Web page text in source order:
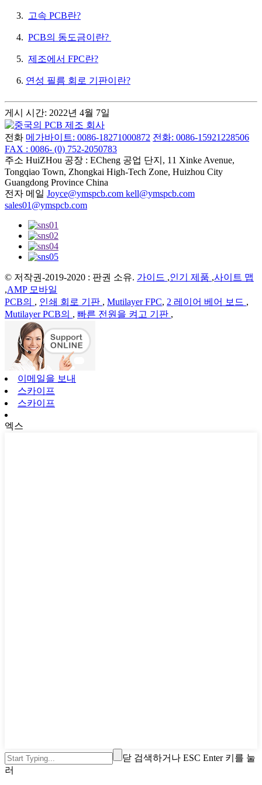
3. 고속 PCB란?
4. PCB의 동도금이란?
5. 제조에서 FPC란?
6. 연성 필름 회로 기판이란?
게시 시간: 2022년 4월 7일
전화 메가바이트: 0086-18271000872 전화: 0086-15921228506
FAX : 0086- (0) 752-2050783
주소 HuiZHou 공장 : ECheng 공업 단지, 11 Xinke Avenue,
Tongqiao Town, Zhongkai High-Tech Zone, Huizhou City
Guangdong Province China
전자 메일 Joyce@ymspcb.com kell@ymspcb.com
sales01@ymspcb.com
© 저작권-2019-2020 : 판권 소유. 가이드 ,인기 제품 ,사이트 맵
,AMP 모바일
PCB의 , 인쇄 회로 기판 , Mutilayer FPC, 2 레이어 베어 보드 ,
Mutilayer PCB의 , 빠른 전원을 켜고 기판 ,
이메일을 보내
스카이프
스카이프
엑스
닫 검색하거나 ESC Enter 키를 눌
러